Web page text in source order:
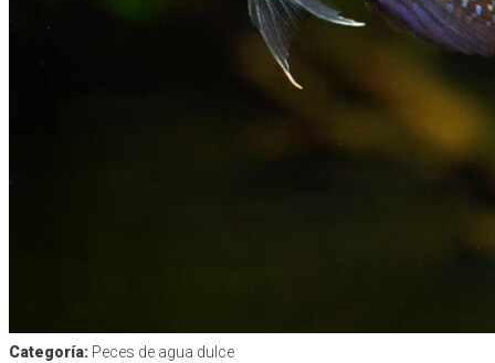
Categoría: Peces de agua dulce